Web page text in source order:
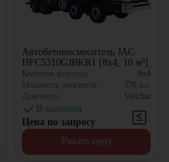
Автобетоносмеситель JAC
HFC5310GJBKR1 [8x4, 10 м³]
Колёсная формула:
8x4
Мощность двигателя:
376 л.с.
Двигатель:
Weichai
В наличии
Цена по запросу
Узнать цену